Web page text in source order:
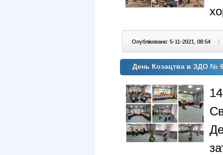
Опубліковано: 5-11-2021, 08:54 |
День Козацтва в ЗДО №